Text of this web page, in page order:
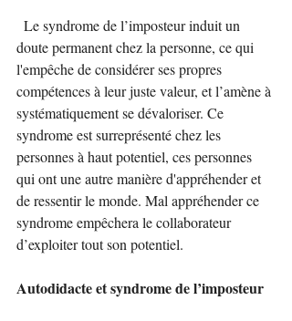
doute permanent chez la personne, ce qui
l'empêche de considérer ses propres
compétences à leur juste valeur, et l’amène à
systématiquement se dévaloriser. Ce
syndrome est surreprésenté chez les
personnes à haut potentiel, ces personnes
qui ont une autre manière d'appréhender et
de ressentir le monde. Mal appréhender ce
syndrome empêchera le collaborateur
d’exploiter tout son potentiel.
Autodidacte et syndrome de l’imposteur